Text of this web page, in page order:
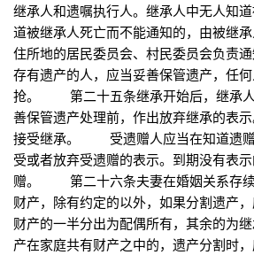
继承人和遗嘱执行人。继承人中无人知
道被继承人死亡而不能通知的，由被继
住所地的居民委员会、村民委员会负
存有遗产的人，应当妥善保管遗产，任
抢。 第二十五条继承开始后，继承人
善保管遗产处理前，作出放弃继承的表
接受继承。 受遗赠人应当在知道遗赠
受或者放弃受遗赠的表示。到期没有表
赠。 第二十六条夫妻在婚姻关系存续
财产，除有约定的以外，如果分割遗产
财产的一半分出为配偶所有，其余的
产在家庭共有财产之中的，遗产分割时